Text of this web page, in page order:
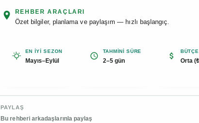
REHBER ARAÇLARI
Özet bilgiler, planlama ve paylaşım — hızlı başlangıç.
EN IYI SEZON
Mayıs–Eylül
TAHMINI SÜRE
2–5 gün
BÜTÇE
Orta
PAYLAŞ
Bu rehberi arkadaşlarınla paylaş